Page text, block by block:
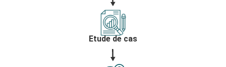
Etude de cas